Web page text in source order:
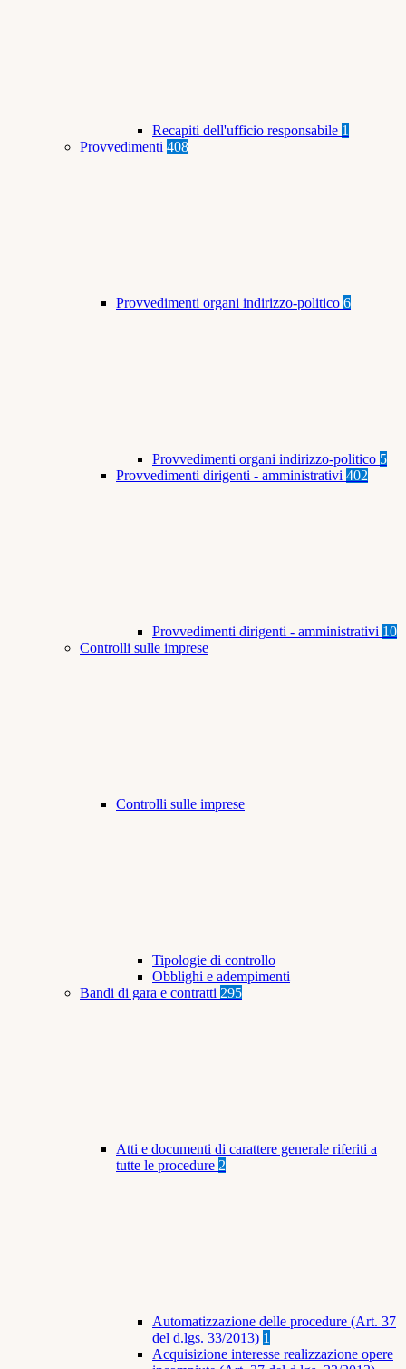
Recapiti dell'ufficio responsabile 1
Provvedimenti 408
Provvedimenti organi indirizzo-politico 6
Provvedimenti organi indirizzo-politico 5
Provvedimenti dirigenti - amministrativi 402
Provvedimenti dirigenti - amministrativi 10
Controlli sulle imprese
Controlli sulle imprese
Tipologie di controllo
Obblighi e adempimenti
Bandi di gara e contratti 295
Atti e documenti di carattere generale riferiti a
tutte le procedure 2
Automatizzazione delle procedure (Art. 37
del d.lgs. 33/2013) 1
Acquisizione interesse realizzazione opere